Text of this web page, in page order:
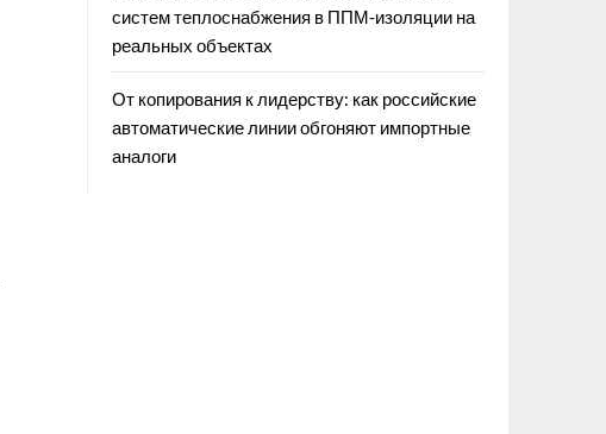
систем теплоснабжения в ППМ‑изоляции на
реальных объектах
От копирования к лидерству: как российские
автоматические линии обгоняют импортные
аналоги